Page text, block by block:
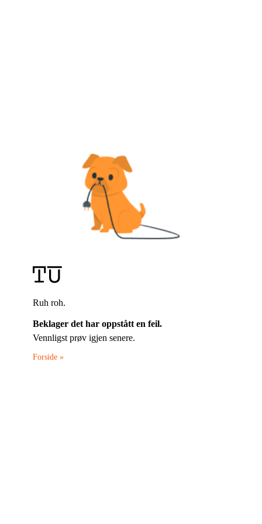
Ruh roh.
Beklager det har oppstått en feil.
Vennligst prøv igjen senere.
Forside »